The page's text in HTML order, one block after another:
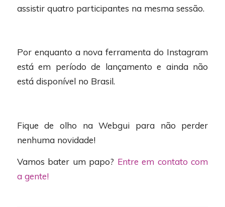
assistir quatro participantes na mesma sessão.
Por enquanto a nova ferramenta do Instagram
está em período de lançamento e ainda não
está disponível no Brasil.
Fique de olho na Webgui para não perder
nenhuma novidade!
Vamos bater um papo? Entre em contato com
a gente!